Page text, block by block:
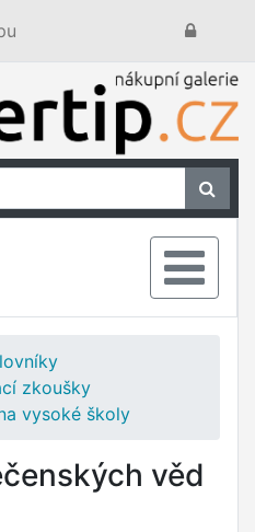
zkoušky
vysoké školy
věd